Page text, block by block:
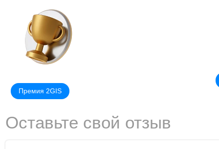
Премия 2GIS
Оставьте свой отзыв